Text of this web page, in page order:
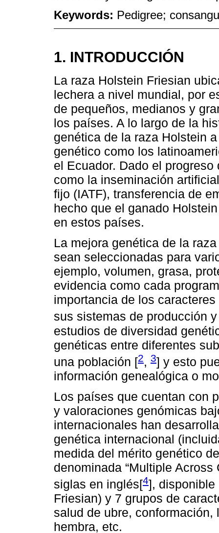
Keywords: Pedigree;
1. INTRODUCCIÓN
La raza Holstein Friesian
lechera a nivel mundial, por
de pequeños, medianos y
los países. A lo largo de la
genética de la raza Holstein
genético como los
el Ecuador. Dado el
como la inseminación
fijo (IATF), transferencia de
hecho que el ganado
en estos países.
La mejora genética de la
sean seleccionadas para
ejemplo, volumen, grasa,
evidencia como cada
importancia de los
sus sistemas de producción
estudios de diversidad
genéticas entre diferentes
una población [2, 3] y esto
información genealógica o
Los países que cuentan con
y valoraciones genómicas
internacionales han
genética internacional
medida del mérito genético
denominada “Multiple
siglas en inglés[4], disponible
Friesian) y 7 grupos de
salud de ubre,
hembra, etc.